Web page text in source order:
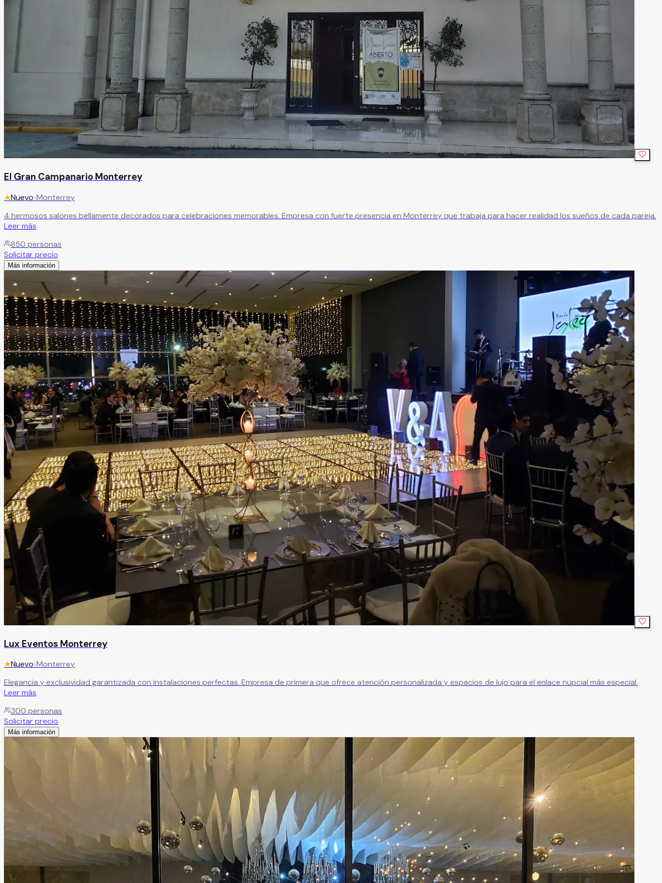
El Gran Campanario Monterrey
★Nuevo•Monterrey
4 hermosos salones bellamente decorados para celebraciones memorables. Empresa con fuerte presencia en Monterrey que trabaja para hacer realidad los sueños de cada pareja.
Leer más
850 personas
Solicitar precio
Más información
Lux Eventos Monterrey
★Nuevo•Monterrey
Elegancia y exclusividad garantizada con instalaciones perfectas. Empresa de primera que ofrece atención personalizada y espacios de lujo para el enlace nupcial más especial.
Leer más
300 personas
Solicitar precio
Más información